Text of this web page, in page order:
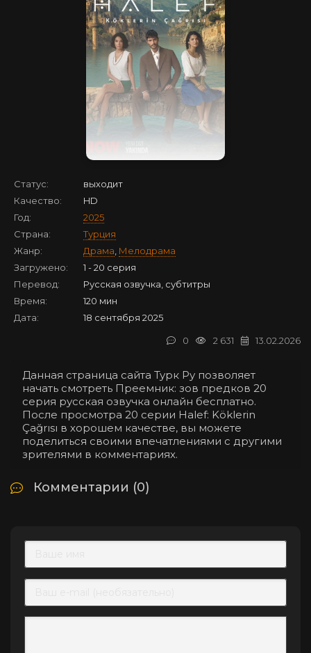
Статус:
выходит
Качество:
HD
Год:
2025
Страна:
Турция
Жанр:
Драма Мелодрама
Загружено:
1 - 20 серия
Перевод:
Русская озвучка, субтитры
Время:
120 мин
Дата:
18 сентября 2025
13.02.2026
2 631
0
Данная страница сайта Турк Ру позволяет
начать смотреть Преемник: зов предков 20
серия русская озвучка онлайн бесплатно.
После просмотра 20 серии Halef: Köklerin
Çağrısı в хорошем качестве, вы можете
поделиться своими впечатлениями с другими
зрителями в комментариях.
Комментарии (0)